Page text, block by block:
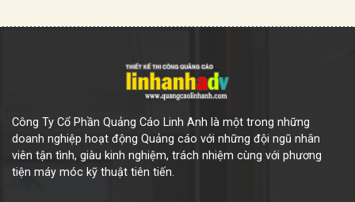
Công Ty Cổ Phần Quảng Cáo Linh Anh là một trong những
doanh nghiệp hoạt động Quảng cáo với những đội ngũ nhân
viên tận tình, giàu kinh nghiệm, trách nhiệm cùng với phương
tiện máy móc kỹ thuật tiên tiến.